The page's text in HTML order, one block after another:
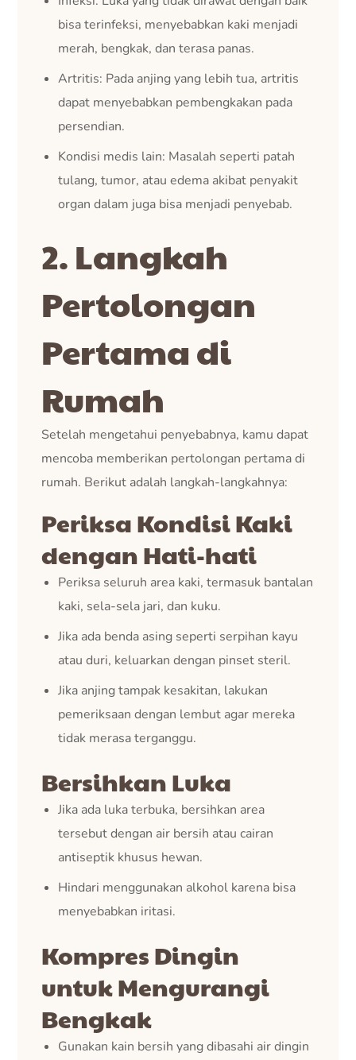
bisa terinfeksi, menyebabkan kaki menjadi
merah, bengkak, dan terasa panas.
Artritis: Pada anjing yang lebih tua, artritis
dapat menyebabkan pembengkakan pada
persendian.
Kondisi medis lain: Masalah seperti patah
tulang, tumor, atau edema akibat penyakit
organ dalam juga bisa menjadi penyebab.
2. Langkah
Pertolongan
Pertama di
Rumah
Setelah mengetahui penyebabnya, kamu dapat
mencoba memberikan pertolongan pertama di
rumah. Berikut adalah langkah-langkahnya:
Periksa Kondisi Kaki
dengan Hati-hati
Periksa seluruh area kaki, termasuk bantalan
kaki, sela-sela jari, dan kuku.
Jika ada benda asing seperti serpihan kayu
atau duri, keluarkan dengan pinset steril.
Jika anjing tampak kesakitan, lakukan
pemeriksaan dengan lembut agar mereka
tidak merasa terganggu.
Bersihkan Luka
Jika ada luka terbuka, bersihkan area
tersebut dengan air bersih atau cairan
antiseptik khusus hewan.
Hindari menggunakan alkohol karena bisa
menyebabkan iritasi.
Kompres Dingin
untuk Mengurangi
Bengkak
Gunakan kain bersih yang dibasahi air dingin